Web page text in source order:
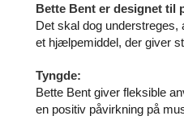
Bette Bent er designet til
Det skal dog understreges,
et hjælpemiddel, der giver
Tyngde:
Bette Bent giver fleksible
en positiv påvirkning på